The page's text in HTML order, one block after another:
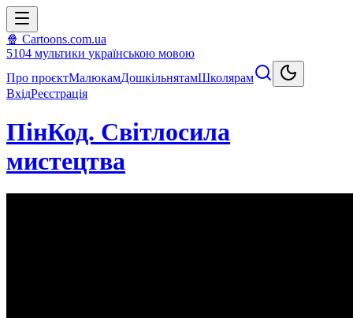
🍿 Cartoons.com.ua
5104 мультики українською мовою
Про проєктМалюкамДошкільнятамШколярам
ВхідРеєстрація
ПінКод. Світлосила
мистецтва